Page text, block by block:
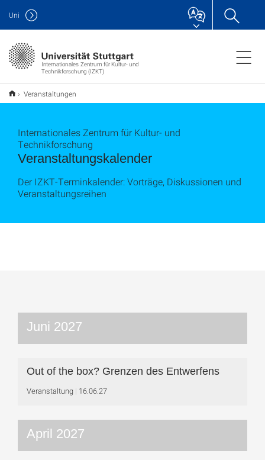
Internationales Zentrum für Kultur- und
Technikforschung (IZKT)
Uni
Veranstaltungen
Veranstaltungskalender
Internationales Zentrum für Kultur- und
Technikforschung
Der IZKT-Terminkalender: Vorträge, Diskussionen und
Veranstaltungsreihen
Juni 2027
Out of the box? Grenzen des Entwerfens
Veranstaltung 16.06.27
April 2027